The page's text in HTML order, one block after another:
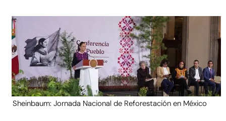
Sheinbaum: Jornada Nacional de Reforestación en México